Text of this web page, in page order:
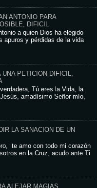
ANTONIO PARA
DIFICIL
a quien Dios ha elegido
apuros y pérdidas de la vida
PETICION DIFICIL,
Tú eres la Vida, la
amadísimo Señor mío,
LA SANACION DE UN
te amo con todo mi corazón
en la Cruz, acudo ante Ti
ALEJAR MAGIAS,